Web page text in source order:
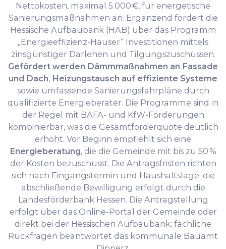
Nettokosten, maximal 5.000 €, für energetische
Sanierungsmaßnahmen an. Ergänzend fördert die
Hessische Aufbaubank (HAB) über das Programm
„Energieeffizienz-Häuser“ Investitionen mittels
zinsgünstiger Darlehen und Tilgungszuschüssen.
Gefördert werden Dämmmaßnahmen an Fassade
und Dach, Heizungstausch auf effiziente Systeme
sowie umfassende Sanierungsfahrpläne durch
qualifizierte Energieberater. Die Programme sind in
der Regel mit BAFA- und KfW-Förderungen
kombinierbar, was die Gesamtförderquote deutlich
erhöht. Vor Beginn empfiehlt sich eine
Energieberatung, die die Gemeinde mit bis zu 50 %
der Kosten bezuschusst. Die Antragsfristen richten
sich nach Eingangstermin und Haushaltslage; die
abschließende Bewilligung erfolgt durch die
Landesförderbank Hessen. Die Antragstellung
erfolgt über das Online-Portal der Gemeinde oder
direkt bei der Hessischen Aufbaubank; fachliche
Rückfragen beantwortet das kommunale Bauamt